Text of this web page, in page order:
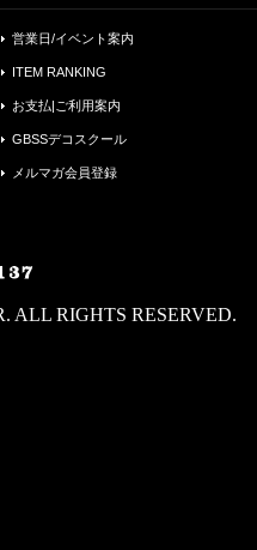
営業日/イベント案内
ITEM RANKING
お支払|ご利用案内
GBSSデコスクール
メルマガ会員登録
ALL RIGHTS RESERVED.